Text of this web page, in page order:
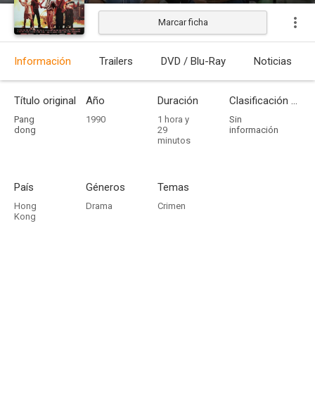
Estrenada
Marcar ficha
Información Trailers DVD / Blu-Ray Noticias
Título original
Pang
dong
Año
1990
Duración
1 hora y
29
minutos
Clasificación por edades
Sin
información
País
Hong
Kong
Géneros
Drama
Temas
Crimen